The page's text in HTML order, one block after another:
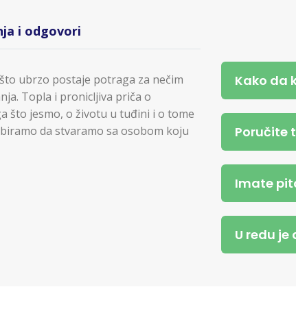
i odgovori
ubrzo postaje potraga za nečim
Topla i pronicljiva priča o
što jesmo, o životu u tuđini i o tome
da stvaramo sa osobom koju
Kako da
Poručite
Imate
U redu